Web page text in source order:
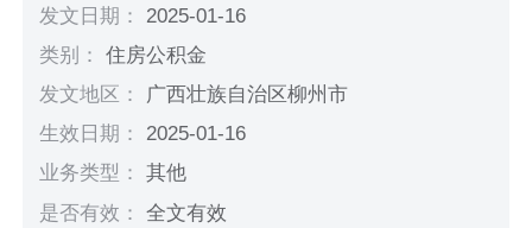
发文日期： 2025-01-16
类别：住房公积金
发文地区： 广西壮族自治区柳州市
生效日期： 2025-01-16
业务类型：其他
是否有效：全文有效